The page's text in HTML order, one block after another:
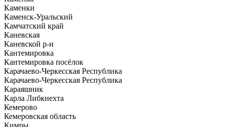
Каменки
Каменск-Уральский
Камчатский край
Каневская
Каневской р-н
Кантемировка
Кантемировка посёлок
Карачаево-Черкесская Республика
Карачаево-Черкесская Республика
Караяшник
Карла Либкнехта
Кемерово
Кемеровская область
Кимры